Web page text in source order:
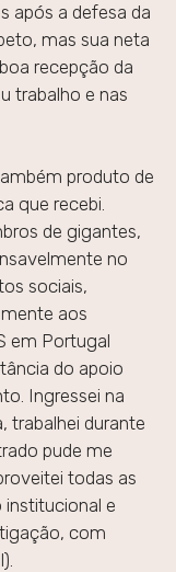
após a defesa da
mas sua neta
recepção da
trabalho e nas
produto de
que recebi.
de gigantes,
no
sociais,
aos
em Portugal
do apoio
Ingressei na
trabalhei durante
pude me
todas as
institucional e
com